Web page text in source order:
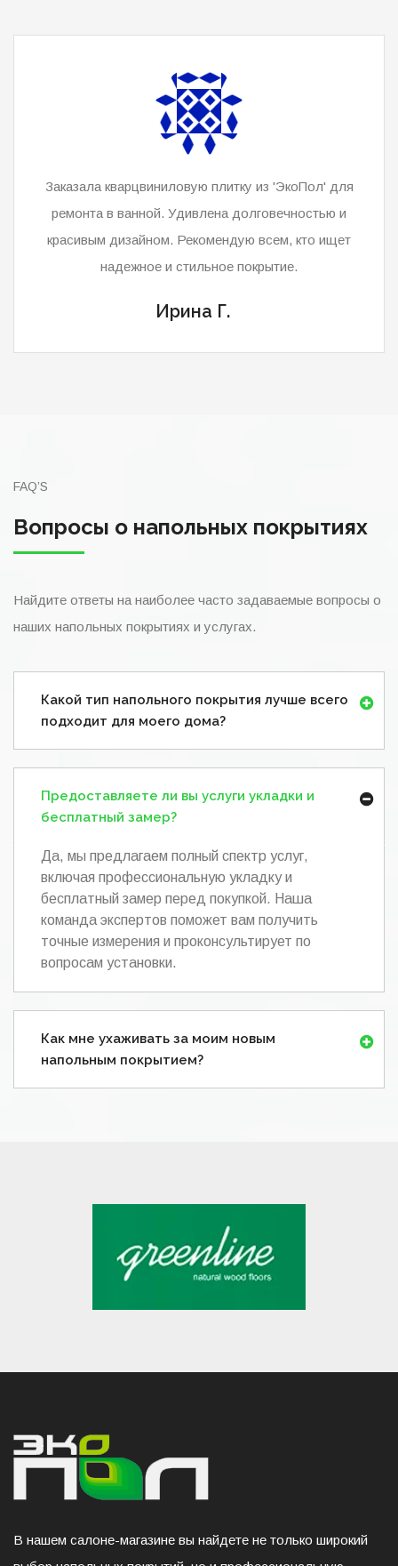
Выбирал паркетную доску в 'ЭкоПол' и остался очень
доволен. Большой выбор и профессиональные
консультанты. Мой пол теперь выглядит идеально!
FAQ’S
Вопросы о напольных покрытиях
Найдите ответы на наиболее часто задаваемые вопросы о
наших напольных покрытиях и услугах.
Какой тип напольного покрытия лучше всего
подходит для моего дома?
Предоставляете ли вы услуги укладки и
бесплатный замер?
Да, мы предлагаем полный спектр услуг,
включая профессиональную укладку и
бесплатный замер перед покупкой. Наша
команда экспертов поможет вам получить
точные измерения и проконсультирует по
вопросам установки.
Как мне ухаживать за моим новым
напольным покрытием?
В нашем салоне-магазине вы найдете не только широкий